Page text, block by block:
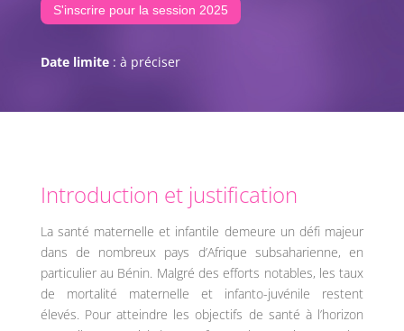
S'inscrire pour la session 2025
Date limite: à préciser
Introduction et justification
La santé maternelle et infantile demeure un défi majeur
dans de nombreux pays d’Afrique subsaharienne, en
particulier au Bénin. Malgré des efforts notables, les taux
de mortalité maternelle et infanto-juvénile restent
élevés. Pour atteindre les objectifs de santé à l’horizon